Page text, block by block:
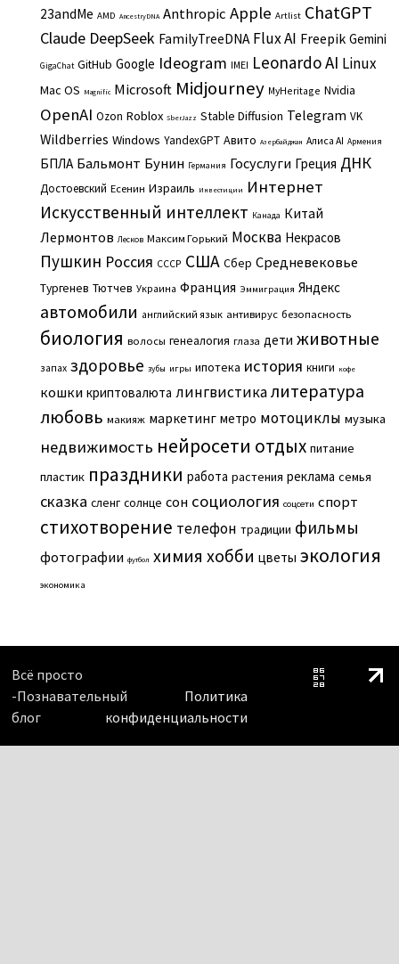
23andMe AMD AncestryDNA Anthropic Apple Artlist ChatGPT
Claude DeepSeek FamilyTreeDNA Flux AI Freepik Gemini
GigaChat GitHub Google Ideogram IMEI Leonardo AI Linux
Mac OS Magnific Microsoft Midjourney MyHeritage Nvidia
OpenAI Ozon Roblox SberJazz Stable Diffusion Telegram VK
Wildberries Windows YandexGPT Авито Азербайджан Алиса AI Армения
БПЛА Бальмонт Бунин Германия Госуслуги Греция ДНК
Достоевский Есенин Израиль Инвестиции Интернет
Искусственный интеллект Канада Китай
Лермонтов Лесков Максим Горький Москва Некрасов
Пушкин Россия СССР США Сбер Средневековье
Тургенев Тютчев Украина Франция Эммиграция Яндекс
автомобили английский язык антивирус безопасность
биология волосы генеалогия глаза дети животные
запах здоровье зубы игры ипотека история книги кофе
кошки криптовалюта лингвистикалитература
любовь макияж маркетинг метро мотоциклы музыка
недвижимость нейросети отдых питание
пластик праздники работа растения реклама семья
сказка сленг солнце сон социология соцсети спорт
стихотворение телефон традиции фильмы
фотографии футбол химия хобби цветы экология
экономика
Всё просто
-Познавательный
блог
Политика
конфиденциальности